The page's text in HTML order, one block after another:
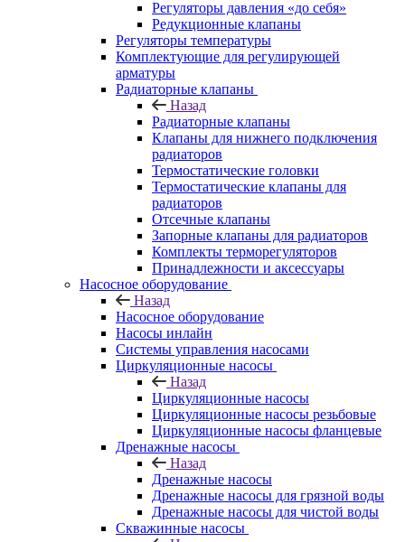
Регуляторы давления «до себя»
Редукционные клапаны
Регуляторы температуры
Комплектующие для регулирующей
арматуры
Радиаторные клапаны
Назад
Радиаторные клапаны
Клапаны для нижнего подключения
радиаторов
Термостатические головки
Термостатические клапаны для
радиаторов
Отсечные клапаны
Запорные клапаны для радиаторов
Комплекты терморегуляторов
Принадлежности и аксессуары
Насосное оборудование
Назад
Насосное оборудование
Насосы инлайн
Системы управления насосами
Циркуляционные насосы
Назад
Циркуляционные насосы
Циркуляционные насосы резьбовые
Циркуляционные насосы фланцевые
Дренажные насосы
Назад
Дренажные насосы
Дренажные насосы для грязной воды
Дренажные насосы для чистой воды
Скважинные насосы